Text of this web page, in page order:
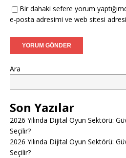
Bir dahaki sefere yorum
e-posta adresimi ve web sitesi
Ara
Son Yazılar
2026 Yılında Dijital Oyun Sektörü:
Seçilir?
2026 Yılında Dijital Oyun Sektörü:
Seçilir?